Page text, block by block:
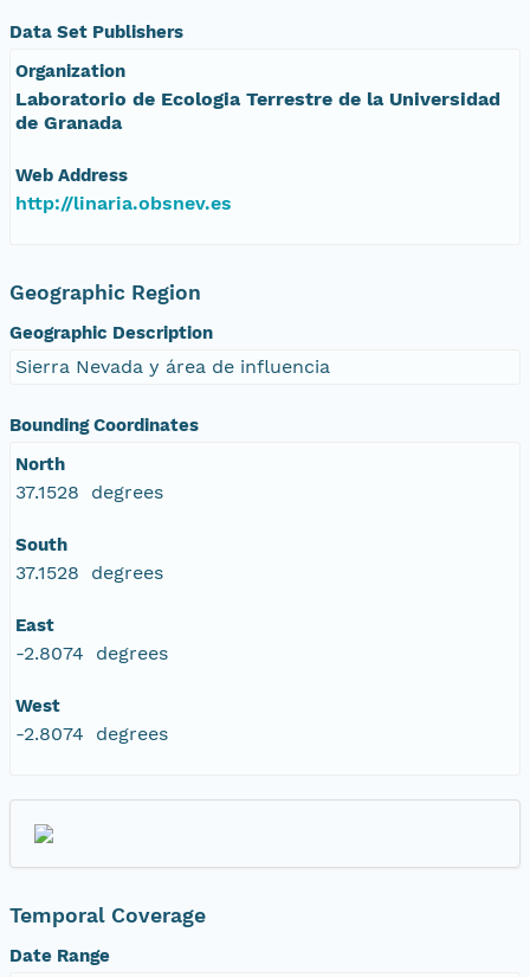
Data Set Publishers
Organization
Laboratorio de Ecologia Terrestre de la Universidad
de Granada
Web Address
http://linaria.obsnev.es
Geographic Region
Geographic Description
Sierra Nevada y área de influencia
Bounding Coordinates
North
37.1528 degrees
South
37.1528 degrees
East
-2.8074 degrees
West
-2.8074 degrees
Temporal Coverage
Date Range